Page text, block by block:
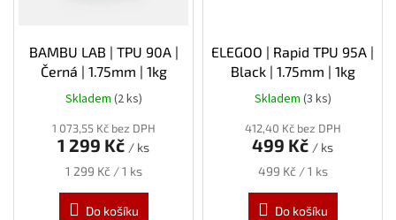
BAMBU LAB | TPU 90A |
Černá | 1.75mm | 1kg
Skladem (2 ks)
1 073,55 Kč bez DPH
1 299 Kč / ks
Měrná
1 299 Kč / 1 ks
Do košíku
ELEGOO | Rapid TPU 95A |
Black | 1.75mm | 1kg
Skladem (3 ks)
412,40 Kč bez DPH
499 Kč / ks
Měrná
499 Kč / 1 ks
Do košíku